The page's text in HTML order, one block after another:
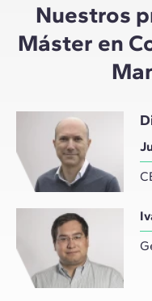
Nuestros
Máster en